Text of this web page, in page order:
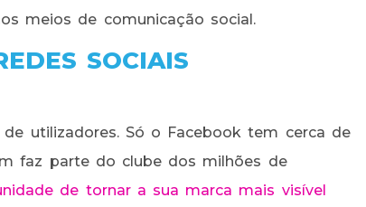
meios de comunicação social.
SOCIAIS
utilizadores. Só o Facebook tem cerca de
faz parte do clube dos milhões de
de tornar a sua marca mais visível